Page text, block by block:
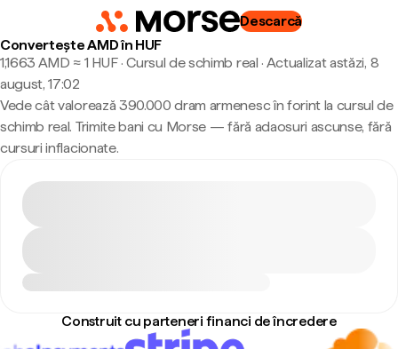
Descarcă
Convertește AMD în HUF
1,1663 AMD ≈ 1 HUF · Cursul de schimb real · Actualizat astăzi, 8
august, 17:02
Vede cât valorează 390.000 dram armenesc în forint la cursul de
schimb real. Trimite bani cu Morse — fără adaosuri ascunse, fără
cursuri inflacionate.
Construit cu parteneri financi de încredere